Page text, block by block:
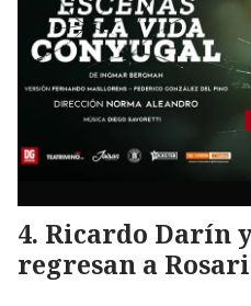
Ricardo Darín
regresan a